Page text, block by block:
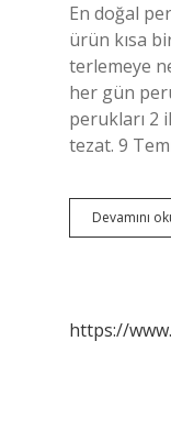
En doğal
ürün kısa
terlemeye
her gün
perukları 2
tezat. 9
Devamını
https://